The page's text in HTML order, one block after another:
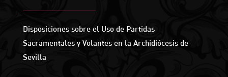
Disposiciones sobre el Uso de Partidas
Sacramentales y Volantes en la Archidiócesis de
Sevilla